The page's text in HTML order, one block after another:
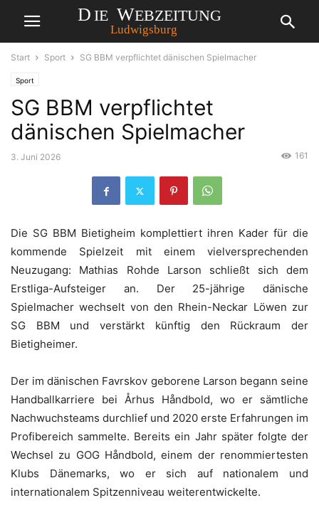
Start Sport SG BBM verpflichtet dänischen Spielmacher
Sport
SG BBM verpflichtet
dänischen Spielmacher
3. Juni 2026 161
Die SG BBM Bietigheim komplettiert ihren Kader für die
kommende Spielzeit mit einem vielversprechenden
Neuzugang: Mathias Rohde Larson schließt sich dem
Erstliga-Aufsteiger an. Der 25-jährige dänische
Spielmacher wechselt von den Rhein-Neckar Löwen zur
SG BBM und verstärkt künftig den Rückraum der
Bietigheimer.
Der im dänischen Favrskov geborene Larson begann seine
Handballkarriere bei Århus Håndbold, wo er sämtliche
Nachwuchsteams durchlief und 2020 erste Erfahrungen im
Profibereich sammelte. Bereits ein Jahr später folgte der
Wechsel zu GOG Håndbold, einem der renommiertesten
Klubs Dänemarks, wo er sich auf nationalem und
internationalem Spitzenniveau weiterentwickelte.